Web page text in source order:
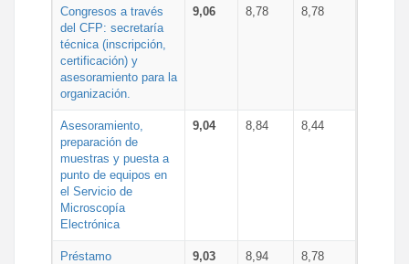
Congresos a través
del CFP: secretaría
técnica (inscripción,
certificación) y
asesoramiento para la
organización.
9,06 8,78 8,78
Asesoramiento,
preparación de
muestras y puesta a
punto de equipos en
el Servicio de
Microscopía
Electrónica
9,04 8,84 8,44
Préstamo
9,03 8,94 8,78